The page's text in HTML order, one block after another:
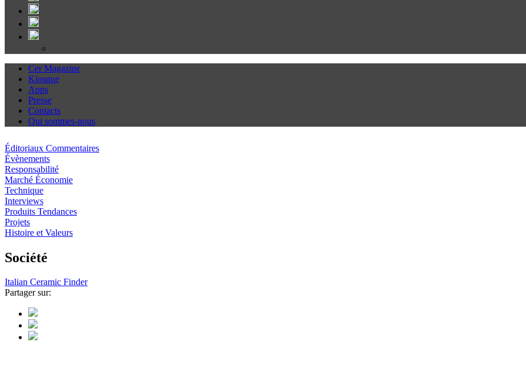
Cer Magazine
Kiosque
Apps
Presse
Contacts
Qui sommes-nous
Éditoriaux Commentaires
Évènements
Responsabilité
Marché Économie
Technique
Interviews
Produits Tendances
Projets
Histoire et Valeurs
Société
Italian Ceramic Finder
Partager sur: